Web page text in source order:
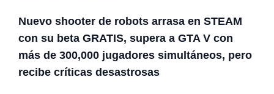
Nuevo shooter de robots arrasa en STEAM
con su beta GRATIS, supera a GTA V con
más de 300,000 jugadores simultáneos, pero
recibe críticas desastrosas